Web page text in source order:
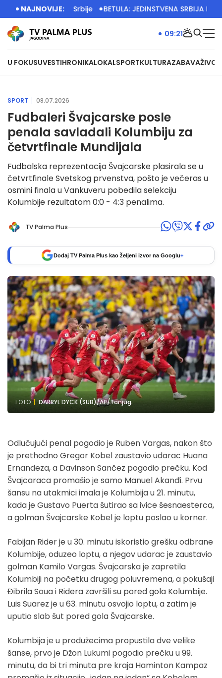
NAJNOVIJE:
privrede Srbije BETULA: JEDINSTVENA SRBIJA IMA
U FOKUSUVESTIHRONIKALOKALSPORTKULTURAZABAVAŽIVOT
09:21
SPORT 08.07.2026
Fudbaleri Švajcarske posle
penala savladali Kolumbiju za
četvrtfinale Mundijala
Fudbalska reprezentacija Švajcarske plasirala se u
četvrtfinale Svetskog prvenstva, pošto je večeras u
osmini finala u Vankuveru pobedila selekciju
Kolumbije rezultatom 0:0 - 4:3 penalima.
TV Palma Plus
Dodaj TV Palma Plus kao željeni izvor na Googlu+
FOTO DARRYL DYCK (SUB)/AP/Tanjug
Odlučujući penal pogodio je Ruben Vargas, nakon što
je prethodno Gregor Kobel zaustavio udarac Huana
Ernandeza, a Davinson Sančez pogodio prečku. Kod
Švajcaraca promašio je samo Manuel Akanđi. Prvu
šansu na utakmici imala je Kolumbija u 21. minutu,
kada je Gustavo Puerta šutirao sa ivice šesnaesterca,
a golman Švajcarske Kobel je loptu poslao u korner.
Fabijan Rider je u 30. minutu iskoristio grešku odbrane
Kolumbije, oduzeo loptu, a njegov udarac je zaustavio
golman Kamilo Vargas. Švajcarska je zapretila
Kolumbiji na početku drugog poluvremena, a pokušaji
Đibrila Soua i Ridera završili su pored gola Kolumbije.
Luis Suarez je u 63. minutu osvojio loptu, a zatim je
uputio slab šut pored gola Švajcarske.
Kolumbija je u produžecima propustila dve velike
šanse, prvo je Džon Lukumi pogodio prečku u 99.
minutu, da bi tri minuta pre kraja Haminton Kampaz